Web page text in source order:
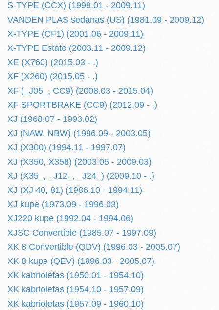
S-TYPE (CCX) (1999.01 - 2009.11)
VANDEN PLAS sedanas (US) (1981.09 - 2009.12)
X-TYPE (CF1) (2001.06 - 2009.11)
X-TYPE Estate (2003.11 - 2009.12)
XE (X760) (2015.03 - .)
XF (X260) (2015.05 - .)
XF (_J05_, CC9) (2008.03 - 2015.04)
XF SPORTBRAKE (CC9) (2012.09 - .)
XJ (1968.07 - 1993.02)
XJ (NAW, NBW) (1996.09 - 2003.05)
XJ (X300) (1994.11 - 1997.07)
XJ (X350, X358) (2003.05 - 2009.03)
XJ (X35_, _J12_, _J24_) (2009.10 - .)
XJ (XJ 40, 81) (1986.10 - 1994.11)
XJ kupe (1973.09 - 1996.03)
XJ220 kupe (1992.04 - 1994.06)
XJSC Convertible (1985.07 - 1997.09)
XK 8 Convertible (QDV) (1996.03 - 2005.07)
XK 8 kupe (QEV) (1996.03 - 2005.07)
XK kabrioletas (1950.01 - 1954.10)
XK kabrioletas (1954.10 - 1957.09)
XK kabrioletas (1957.09 - 1960.10)